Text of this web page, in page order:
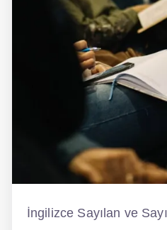
İngilizce Yemek Tarifleri
İngilizce Şarkı Sözleri
5 Günde İngilizce
Bilinçaltı İngilizce
İngilizce Biyografiler
İngilizce
Dil Eğitimi
İngilizce Sayılan ve